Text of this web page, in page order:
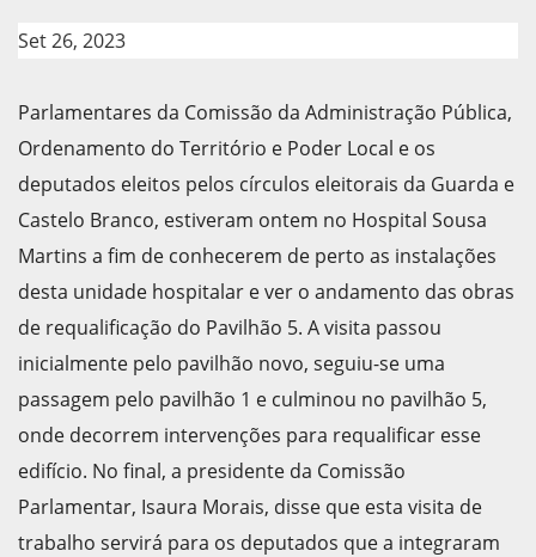
Set 26, 2023
Parlamentares da Comissão da Administração Pública,
Ordenamento do Território e Poder Local e os
deputados eleitos pelos círculos eleitorais da Guarda e
Castelo Branco, estiveram ontem no Hospital Sousa
Martins a fim de conhecerem de perto as instalações
desta unidade hospitalar e ver o andamento das obras
de requalificação do Pavilhão 5. A visita passou
inicialmente pelo pavilhão novo, seguiu-se uma
passagem pelo pavilhão 1 e culminou no pavilhão 5,
onde decorrem intervenções para requalificar esse
edifício. No final, a presidente da Comissão
Parlamentar, Isaura Morais, disse que esta visita de
trabalho servirá para os deputados que a integraram